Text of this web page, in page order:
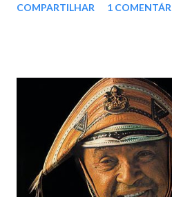
artista plástico Tunga. Com o título
Nação Zumbi e do Mundo Livre S/A.
03. Janaína 04. Meu Mundo 05. 6
07. Saudade 08. Naquela Mesa 09.
MB - ZiP - MP3 - 320 Kbps pCloud -
MediaFire
COMPARTILHAR 1